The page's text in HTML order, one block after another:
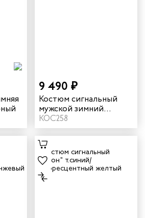
9 490 ₽
Костюм сигнальный
мужской зимний
"Илион" цвет
неоновый/синий
КОС258